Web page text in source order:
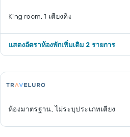
King room, 1 เตียงคิง
แสดงอัตราห้องพักเพิ่มเติม 2 รายการ
ห้องมาตรฐาน, ไม่ระบุประเภทเตียง